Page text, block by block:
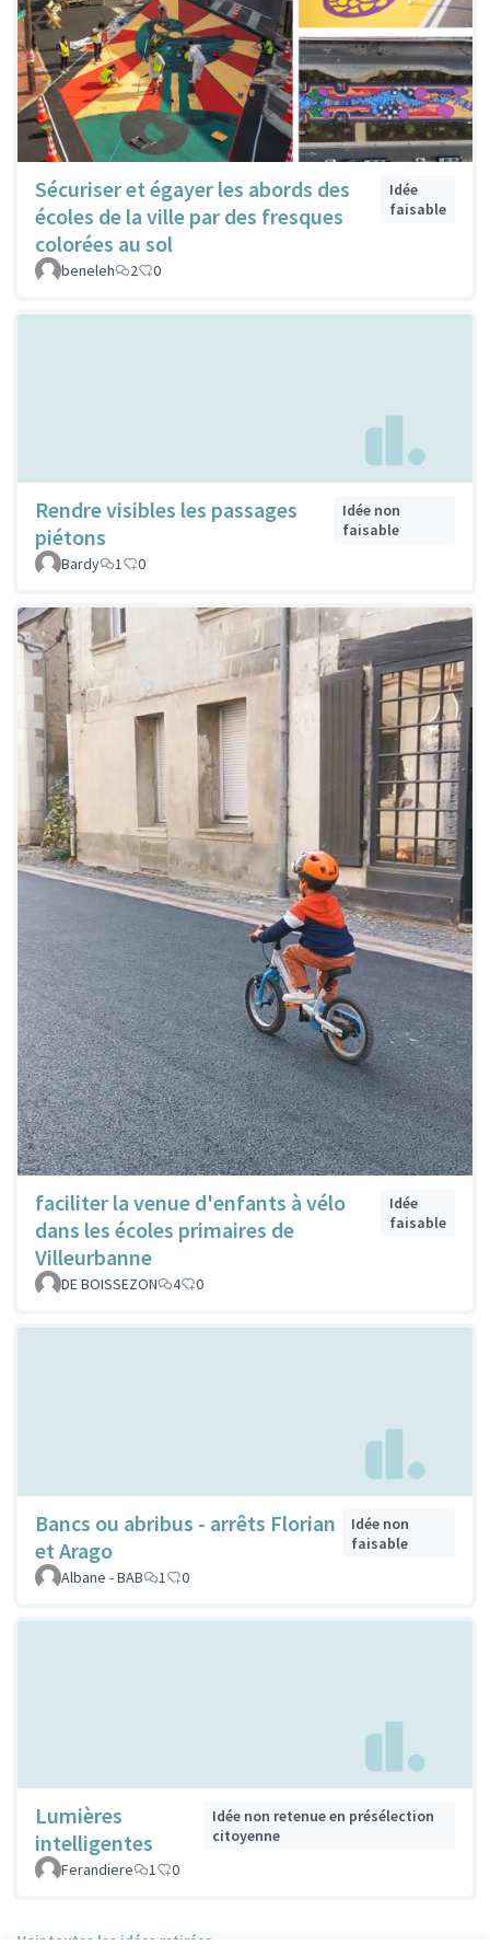
Sécuriser et égayer les abords des
écoles de la ville par des fresques
colorées au sol
Idée
faisable
beneleh 2 0
Rendre visibles les passages
piétons
Idée non
faisable
Bardy
1 0
faciliter la venue d'enfants à vélo
dans les écoles primaires de
Villeurbanne
Idée
faisable
DE BOISSEZON 4 0
Bancs ou abribus - arrêts Florian
et Arago
Idée non
faisable
Albane - BAB
1 0
Lumières
intelligentes
Idée non retenue en présélection
citoyenne
Ferandiere
1 0
Voir toutes les idées retirées